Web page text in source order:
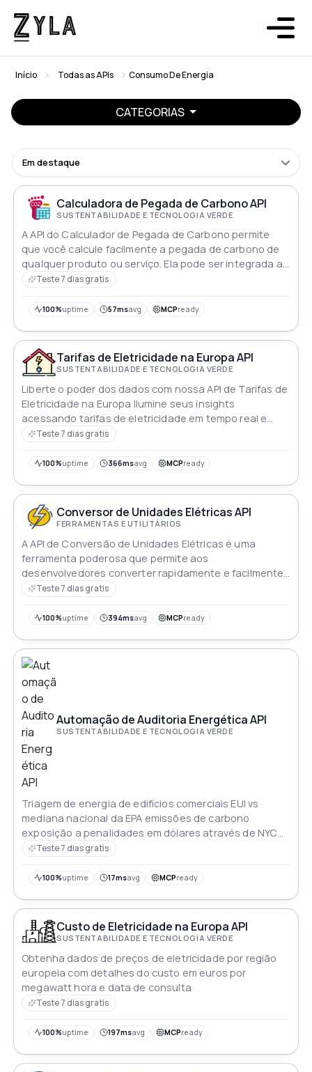
Início Todas as APIs Consumo De Energia
CATEGORIAS
Em destaque
Calculadora de Pegada de Carbono API
SUSTENTABILIDADE E TECNOLOGIA VERDE
A API do Calculador de Pegada de Carbono permite
que você calcule facilmente a pegada de carbono de
qualquer produto ou serviço. Ela pode ser integrada a
qualquer aplicativo e suporta múltiplas métricas,
ambiental
Teste 7 dias gratis
100%uptime 57msavg MCPready
Tarifas de Eletricidade na Europa API
SUSTENTABILIDADE E TECNOLOGIA VERDE
Liberte o poder dos dados com nossa API de Tarifas de
Eletricidade na Europa Ilumine seus insights
acessando tarifas de eletricidade em tempo real e
históricas para vários países da UE Mantenha-se à
dinâmica que capacita você a tomar decisões
sua jornada orientada por dados
Teste 7 dias gratis
100%uptime 366msavg MCPready
Conversor de Unidades Elétricas API
FERRAMENTAS E UTILITÁRIOS
A API de Conversão de Unidades Elétricas é uma
ferramenta poderosa que permite aos
desenvolvedores converter rapidamente e facilmente
entre watts e amperes. Quer você esteja trabalhando
de energia renovável ou qualquer outra aplicação que
ajudá-lo a realizar conversões precisas com facilidade.
Ela também oferece a flexibilidade para converter
outras unidades relacionadas.
Teste 7 dias gratis
100%uptime 394msavg MCPready
Automação de Auditoria Energética API
SUSTENTABILIDADE E TECNOLOGIA VERDE
Triagem de energia de edifícios comerciais EUI vs
mediana nacional da EPA emissões de carbono
exposição a penalidades em dólares através de NYC
LL97 Boston BERDO Denver Energize Denver e
roteiro de atualização classificado Cada figura remete
Teste 7 dias gratis
100%uptime 17msavg MCPready
Custo de Eletricidade na Europa API
SUSTENTABILIDADE E TECNOLOGIA VERDE
Obtenha dados de preços de eletricidade por região
europeia com detalhes do custo em euros por
megawatt hora e data de consulta
Teste 7 dias gratis
100%uptime 197msavg MCPready